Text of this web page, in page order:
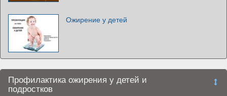
Ожирение у детей
Профилактика ожирения у детей и
подростков